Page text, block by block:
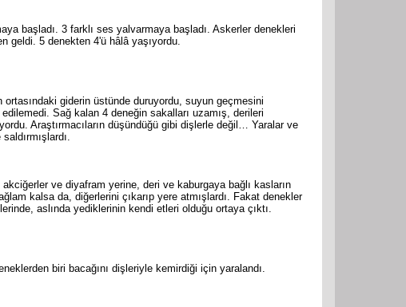
başladı. 3 farklı ses yalvarmaya başladı. Askerler denekleri
geldi. 5 denekten 4'ü hâlâ yaşıyordu.
giderin üstünde duruyordu, suyun geçmesini
Sağ kalan 4 deneğin sakalları uzamış, derileri
Araştırmacıların düşündüğü gibi dişlerle değil… Yaralar ve
ve diyafram yerine, deri ve kaburgaya bağlı kasların
kalsa da, diğerlerini çıkarıp yere atmışlardı. Fakat denekler
aslında yediklerinin kendi etleri olduğu ortaya çıktı.
biri bacağını dişleriyle kemirdiği için yaralandı.